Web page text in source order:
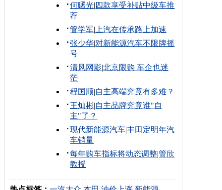
何曙光| 四款享受补贴中级车推
荐
管学军| 上汽在传承路上加速
张少华|对新能源汽车不限牌摇
号
清风网影|北京限购 车企也迷
茫
程国顺|自主高端究竟有多难？
王灿彬|自主品牌究竟谁"自
主"了？
现代新能源汽车|丰田定明年汽
车销量
每年购车指标将动态调整|管欣
教授